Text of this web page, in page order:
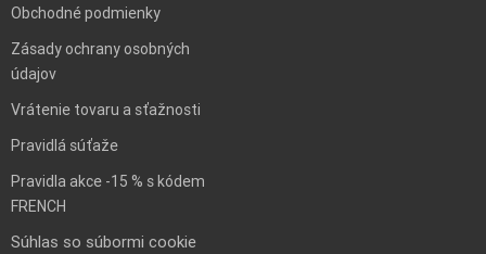
Obchodné podmienky
Zásady ochrany osobných
údajov
Vrátenie tovaru a sťažnosti
Pravidlá súťaže
Pravidla akce -15 % s kódem
FRENCH
Súhlas so súbormi cookie